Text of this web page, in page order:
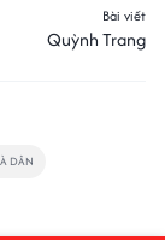
Bài viết
Quỳnh Trang
DÂN